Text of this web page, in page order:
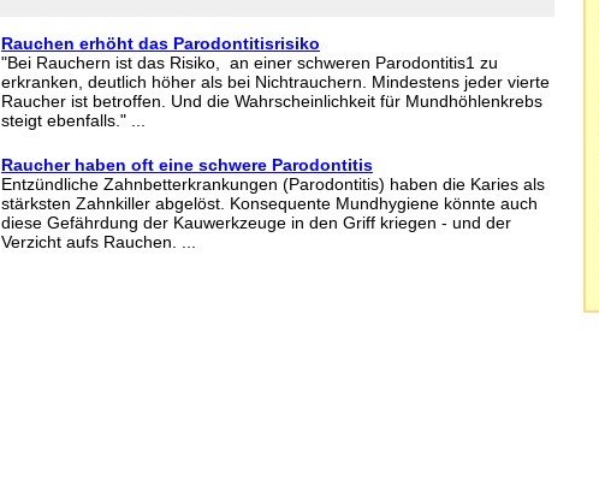
Rauchen erhöht das Parodontitisrisiko
"Bei Rauchern ist das Risiko, an einer schweren Parodontitis1 zu
erkranken, deutlich höher als bei Nichtrauchern. Mindestens jeder vierte
Raucher ist betroffen. Und die Wahrscheinlichkeit für Mundhöhlenkrebs
steigt ebenfalls." ...
Raucher haben oft eine schwere Parodontitis
Entzündliche Zahnbetterkrankungen (Parodontitis) haben die Karies als
stärksten Zahnkiller abgelöst. Konsequente Mundhygiene könnte auch
diese Gefährdung der Kauwerkzeuge in den Griff kriegen - und der
Verzicht aufs Rauchen. ...